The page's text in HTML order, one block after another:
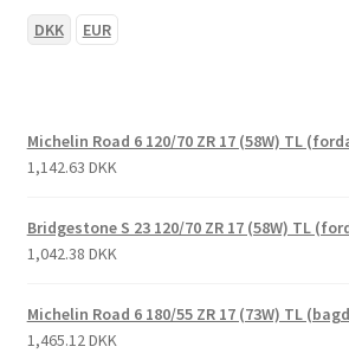
DKK EUR
Michelin Road 6 120/70 ZR 17 (58W) TL
1,142.63 DKK
Bridgestone S 23 120/70 ZR 17 (58W) TL
1,042.38 DKK
Michelin Road 6 180/55 ZR 17 (73W) TL
1,465.12 DKK